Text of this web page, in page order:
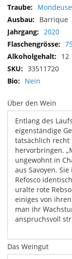
Mondeuse
Barrique
2020
12
33511720
Nein
Über den Wein
Entlang des
eigenständige
tatsächlich
hervorbringen.
ungewohnt in
aus Savoyen.
Refosco
uralte rote
einiges von
man ihr
anspruchsvoll
Das Weingut